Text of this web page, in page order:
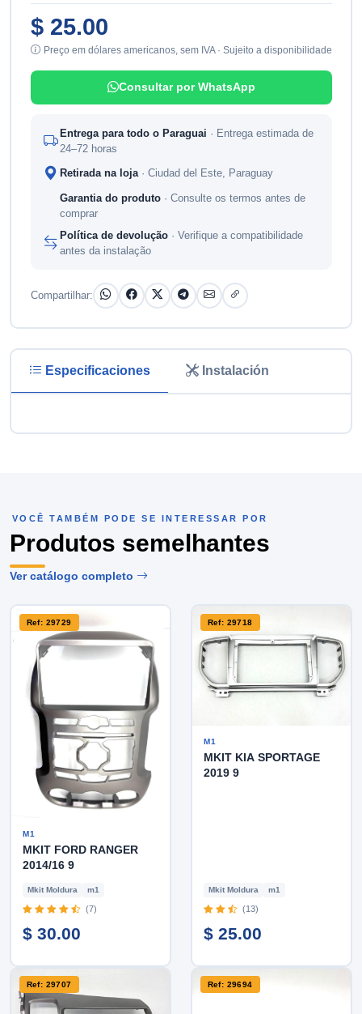
$ 25.00
Preço em dólares americanos, sem IVA · Sujeito a disponibilidade
Consultar por WhatsApp
Entrega para todo o Paraguai · Entrega estimada de
24–72 horas
Retirada na loja · Ciudad del Este, Paraguay
Garantia do produto · Consulte os termos antes de
comprar
Política de devolução · Verifique a compatibilidade
antes da instalação
Compartilhar:
Especificaciones Instalación
VOCÊ TAMBÉM PODE SE INTERESSAR POR
Produtos semelhantes
Ver catálogo completo
Ref: 29729
M1
MKIT FORD RANGER
2014/16 9
Mkit Moldura m1
(7)
$ 30.00
Ref: 29718
M1
MKIT KIA SPORTAGE
2019 9
Mkit Moldura m1
(13)
$ 25.00
Ref: 29707 Ref: 29694